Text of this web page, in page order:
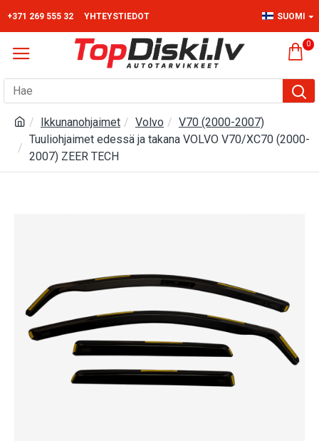
+371 269 555 32 YHTEYSTIEDOT SUOMI
0
Ikkunanohjaimet Volvo
V70 (2000-2007)
Tuuliohjaimet edessä ja takana VOLVO V70/XC70 (2000-
2007) ZEER TECH